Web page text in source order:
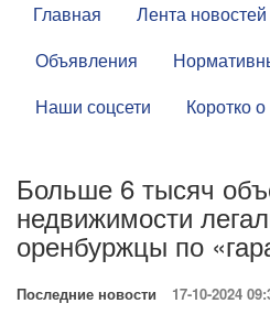
Главная Лента новостей
Объявления
Наши соцсети
Коротко
Больше 6 тысяч
недвижимости
оренбуржцы по
Последние новости 17-10-2024